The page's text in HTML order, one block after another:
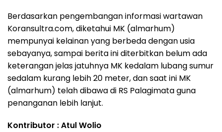
Berdasarkan pengembangan informasi wartawan
Koransultra.com, diketahui MK (almarhum)
mempunyai kelainan yang berbeda dengan usia
sebayanya, sampai berita ini diterbitkan belum ada
keterangan jelas jatuhnya MK kedalam lubang sumur
sedalam kurang lebih 20 meter, dan saat ini MK
(almarhum) telah dibawa di RS Palagimata guna
penanganan lebih lanjut.
Kontributor : Atul Wolio